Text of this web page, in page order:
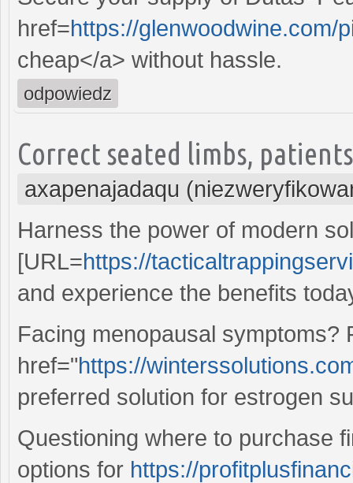
href=https://glenwoodwine.com/
cheap</a> without hassle.
odpowiedz
Correct seated limbs,
axapenajadaqu
Harness the power of modern
[URL=https://
and experience the benefits
Facing menopausal symptoms?
href="https://
preferred solution for estrogen
Questioning where to purchase
options for https://